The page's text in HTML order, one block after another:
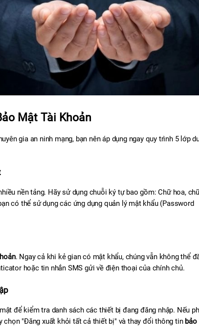
Mật Tài Khoản
gia an ninh mạng, bạn nên áp dụng ngay quy trình 5 lớp
nền tảng. Hãy sử dụng chuỗi ký tự bao gồm: Chữ hoa,
có thể sử dụng các ứng dụng quản lý mật khẩu (Password
. Ngay cả khi kẻ gian có mật khẩu, chúng vẫn không thể
hoặc tin nhắn SMS gửi về điện thoại của chính chủ.
để kiểm tra danh sách các thiết bị đang đăng nhập. Nếu
chọn "Đăng xuất khỏi tất cả thiết bị" và thay đổi thông tin bảo